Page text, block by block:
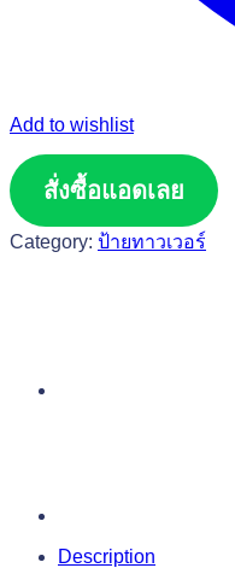
Add to wishlist
สั่งซื้อแอดเลย
Category: ป้ายทาวเวอร์
Description